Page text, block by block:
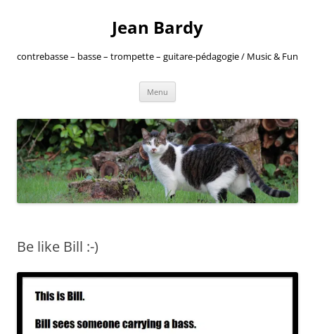
Jean Bardy
contrebasse – basse – trompette – guitare-pédagogie / Music & Fun
Menu
Be like Bill :-)